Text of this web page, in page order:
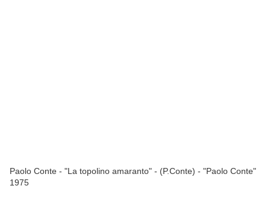
Paolo Conte - "La topolino amaranto" - (P.Conte) - "Paolo Conte"
1975